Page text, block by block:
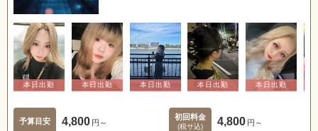
予算目安 4,800 円～
初回料金
(税サ込) 4,800 円～